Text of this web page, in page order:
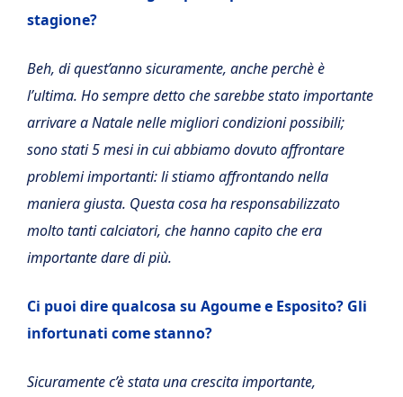
stagione?
Beh, di quest’anno sicuramente, anche perchè è
l’ultima. Ho sempre detto che sarebbe stato importante
arrivare a Natale nelle migliori condizioni possibili;
sono stati 5 mesi in cui abbiamo dovuto affrontare
problemi importanti: li stiamo affrontando nella
maniera giusta. Questa cosa ha responsabilizzato
molto tanti calciatori, che hanno capito che era
importante dare di più.
Ci puoi dire qualcosa su Agoume e Esposito? Gli
infortunati come stanno?
Sicuramente c’è stata una crescita importante,